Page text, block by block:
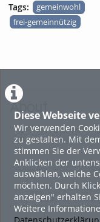
Diese Webseite
Wir verwenden
zu gestalten. Mit
stimmen Sie der
Anklicken der
auswählen, welche
möchten. Durch
anzeigen" erhalten
Weitere
Tags:
gemeinwohl
frei-gemeinnützig
About